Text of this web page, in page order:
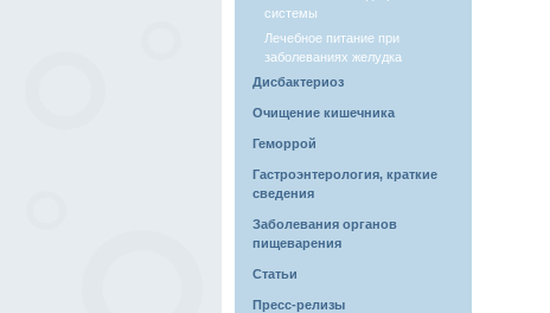
системы
Лечебное питание при
заболеваниях желудка
Дисбактериоз
Очищение кишечника
Геморрой
Гастроэнтерология, краткие
сведения
Заболевания органов
пищеварения
Статьи
Пресс-релизы